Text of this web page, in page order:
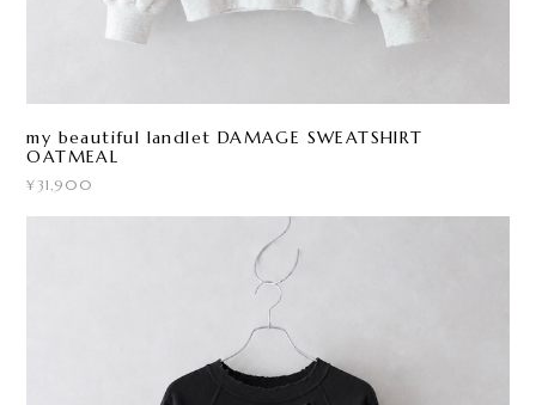
my beautiful landlet DAMAGE SWEATSHIRT
OATMEAL
¥31,900